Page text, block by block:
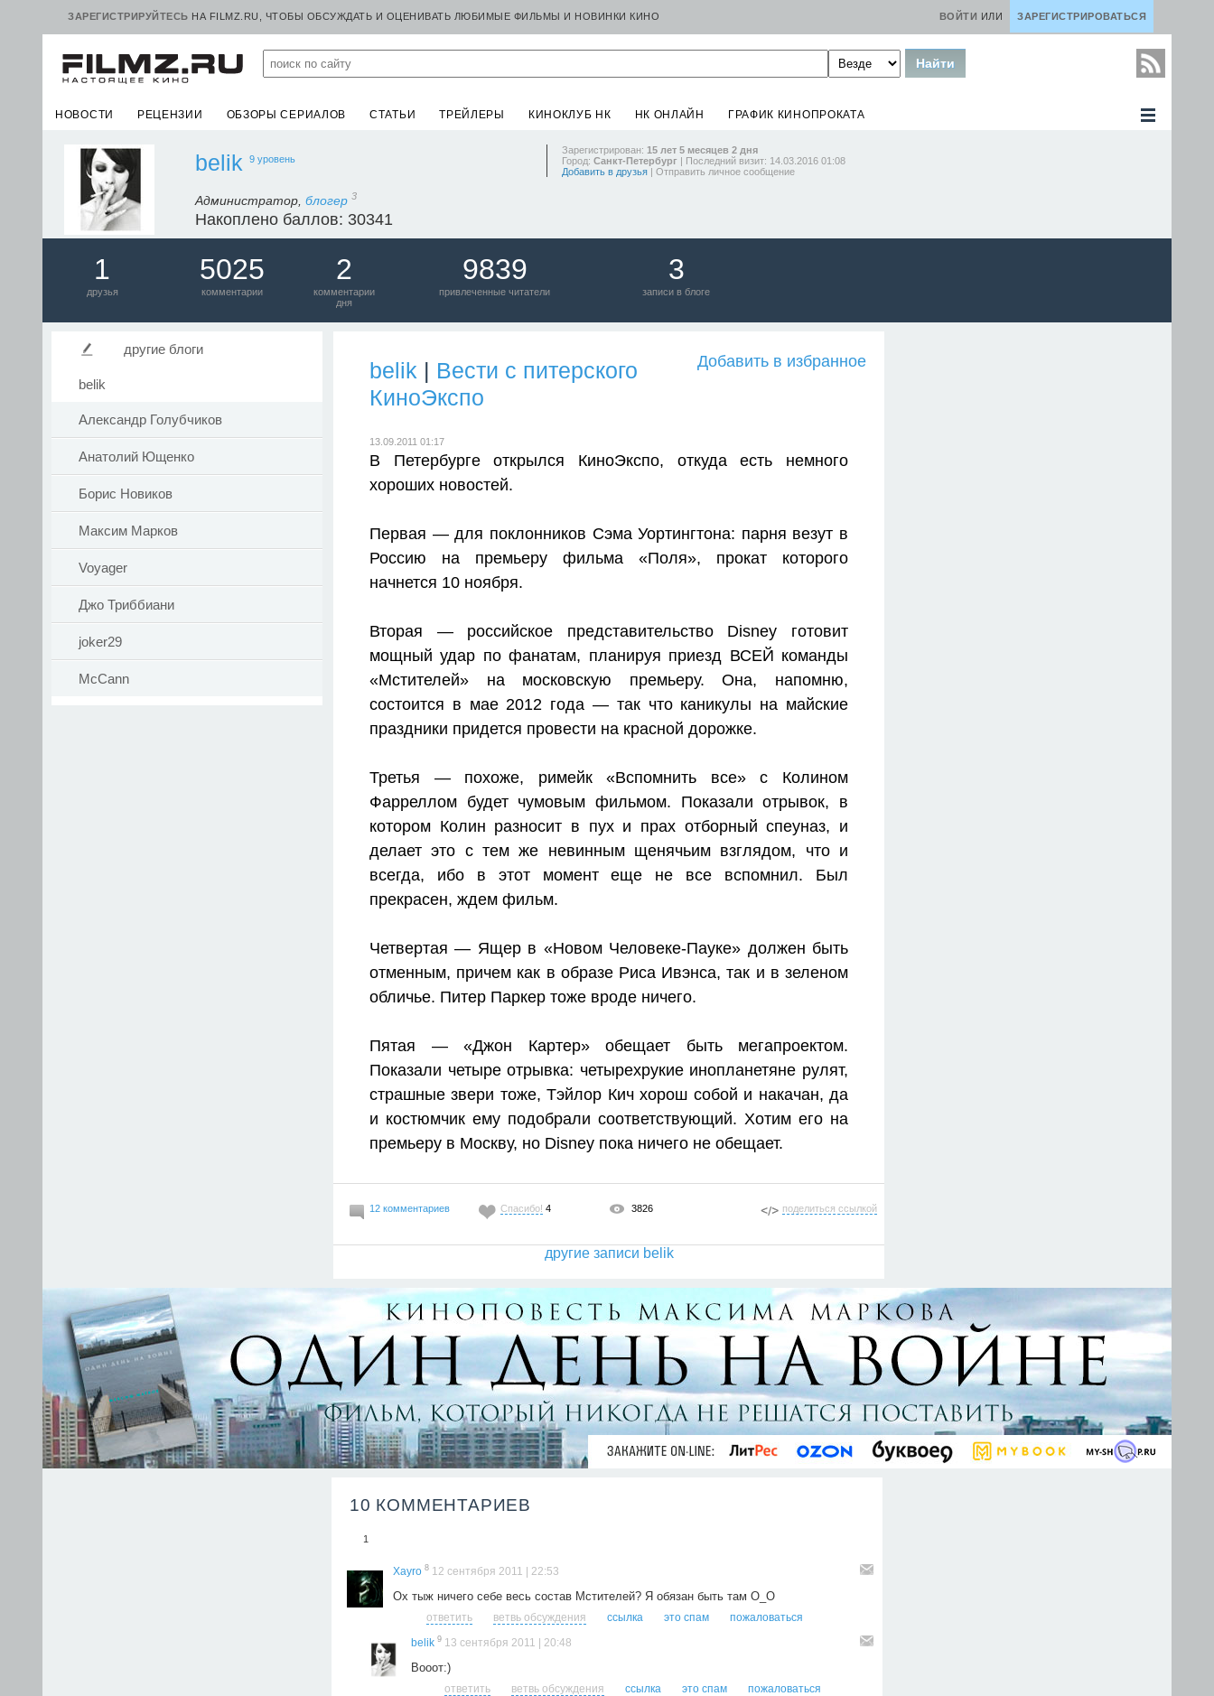
ЗАРЕГИСТРИРУЙТЕСЬ НА FILMZ.RU, ЧТОБЫ ОБСУЖДАТЬ И ОЦЕНИВАТЬ ЛЮБИМЫЕ ФИЛЬМЫ И НОВИНКИ КИНО ЗАРЕГИСТРИРОВАТЬСЯ
ВОЙТИ ИЛИ
НОВОСТИ РЕЦЕНЗИИ ОБЗОРЫ СЕРИАЛОВ СТАТЬИ ТРЕЙЛЕРЫ КИНОКЛУБ НК НК ОНЛАЙН ГРАФИК КИНОПРОКАТА
belik 9 уровень
Администратор, блогер 3
Накоплено баллов: 30341
Зарегистрирован: 15 лет 5 месяцев 2 дня
Город: Санкт-Петербург | Последний визит: 14.03.2016 01:08
Добавить в друзья | Отправить личное сообщение
1
друзья
5025
комментарии
2
комментарии
дня
9839
привлеченные читатели
3
записи в блоге
другие блоги
belik
Александр Голубчиков
Анатолий Ющенко
Борис Новиков
Максим Марков
Voyager
Джо Триббиани
joker29
McCann
Добавить в избранное
belik | Вести с питерского
КиноЭкспо
13.09.2011 01:17
В Петербурге открылся КиноЭкспо, откуда есть немного
хороших новостей.
Первая — для поклонников Сэма Уортингтона: парня везут в
Россию на премьеру фильма «Поля», прокат которого
начнется 10 ноября.
Вторая — российское представительство Disney готовит
мощный удар по фанатам, планируя приезд ВСЕЙ команды
«Мстителей» на московскую премьеру. Она, напомню,
состоится в мае 2012 года — так что каникулы на майские
праздники придется провести на красной дорожке.
Третья — похоже, римейк «Вспомнить все» с Колином
Фарреллом будет чумовым фильмом. Показали отрывок, в
котором Колин разносит в пух и прах отборный спеуназ, и
делает это с тем же невинным щенячьим взглядом, что и
всегда, ибо в этот момент еще не все вспомнил. Был
прекрасен, ждем фильм.
Четвертая — Ящер в «Новом Человеке-Пауке» должен быть
отменным, причем как в образе Риса Ивэнса, так и в зеленом
обличье. Питер Паркер тоже вроде ничего.
Пятая — «Джон Картер» обещает быть мегапроектом.
Показали четыре отрывка: четырехрукие инопланетяне рулят,
страшные звери тоже, Тэйлор Кич хорош собой и накачан, да
и костюмчик ему подобрали соответствующий. Хотим его на
премьеру в Москву, но Disney пока ничего не обещает.
12 комментариев Спасибо! 4 3826 поделиться ссылкой
другие записи belik
10 КОММЕНТАРИЕВ
1
Xayro 8 12 сентября 2011 | 22:53
Ох тыж ничего себе весь состав Мстителей? Я обязан быть там О_О
ответить ветвь обсуждения ссылка это спам
пожаловаться
belik 9 13 сентября 2011 | 20:48
Вооот:)
ответить ветвь обсуждения ссылка это спам пожаловаться